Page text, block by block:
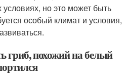
но это может быть
особый климат и условия,
гриб, похожий на белый